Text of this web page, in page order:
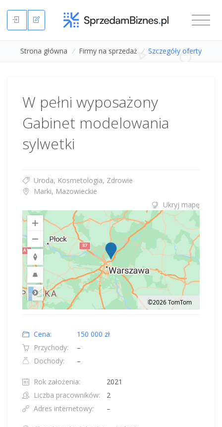
Strona główna / Firmy na sprzedaż / Szczegóły oferty
W pełni wyposażony
Gabinet modelowania
sylwetki
Uroda, Kosmetologia, Zdrowie
Marki, Mazowieckie
Ukryj mapę
Road
©2026 TomTom
Cena:
150 000 zł
Przychody:
–
Dochody:
–
Rok założenia:
2021
Liczba pracowników:
2
Adres internetowy:
–